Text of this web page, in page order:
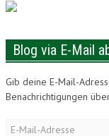
Blog via E-Mail
Gib deine E-Mail-
Benachrichtigungen
E-